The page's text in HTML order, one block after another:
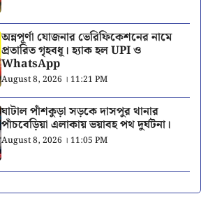
অন্নপূর্ণা যোজনার ভেরিফিকেশনের নামে
প্রতারিত গৃহবধূ। হ্যাক হল UPI ও
WhatsApp
August 8, 2026 । 11:21 PM
ঘাটাল পাঁশকুড়া সড়কে দাসপুর থানার
পাঁচবেড়িয়া এলাকায় ভয়াবহ পথ দুর্ঘটনা।
August 8, 2026 । 11:05 PM